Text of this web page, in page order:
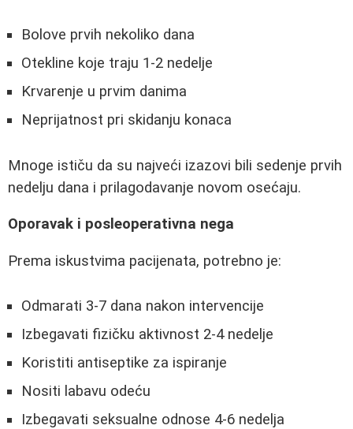
Bolove prvih nekoliko dana
Otekline koje traju 1-2 nedelje
Krvarenje u prvim danima
Neprijatnost pri skidanju konaca
Mnoge ističu da su najveći izazovi bili sedenje prvih
nedelju dana i prilagodavanje novom osećaju.
Oporavak i posleoperativna nega
Prema iskustvima pacijenata, potrebno je:
Odmarati 3-7 dana nakon intervencije
Izbegavati fizičku aktivnost 2-4 nedelje
Koristiti antiseptike za ispiranje
Nositi labavu odeću
Izbegavati seksualne odnose 4-6 nedelja